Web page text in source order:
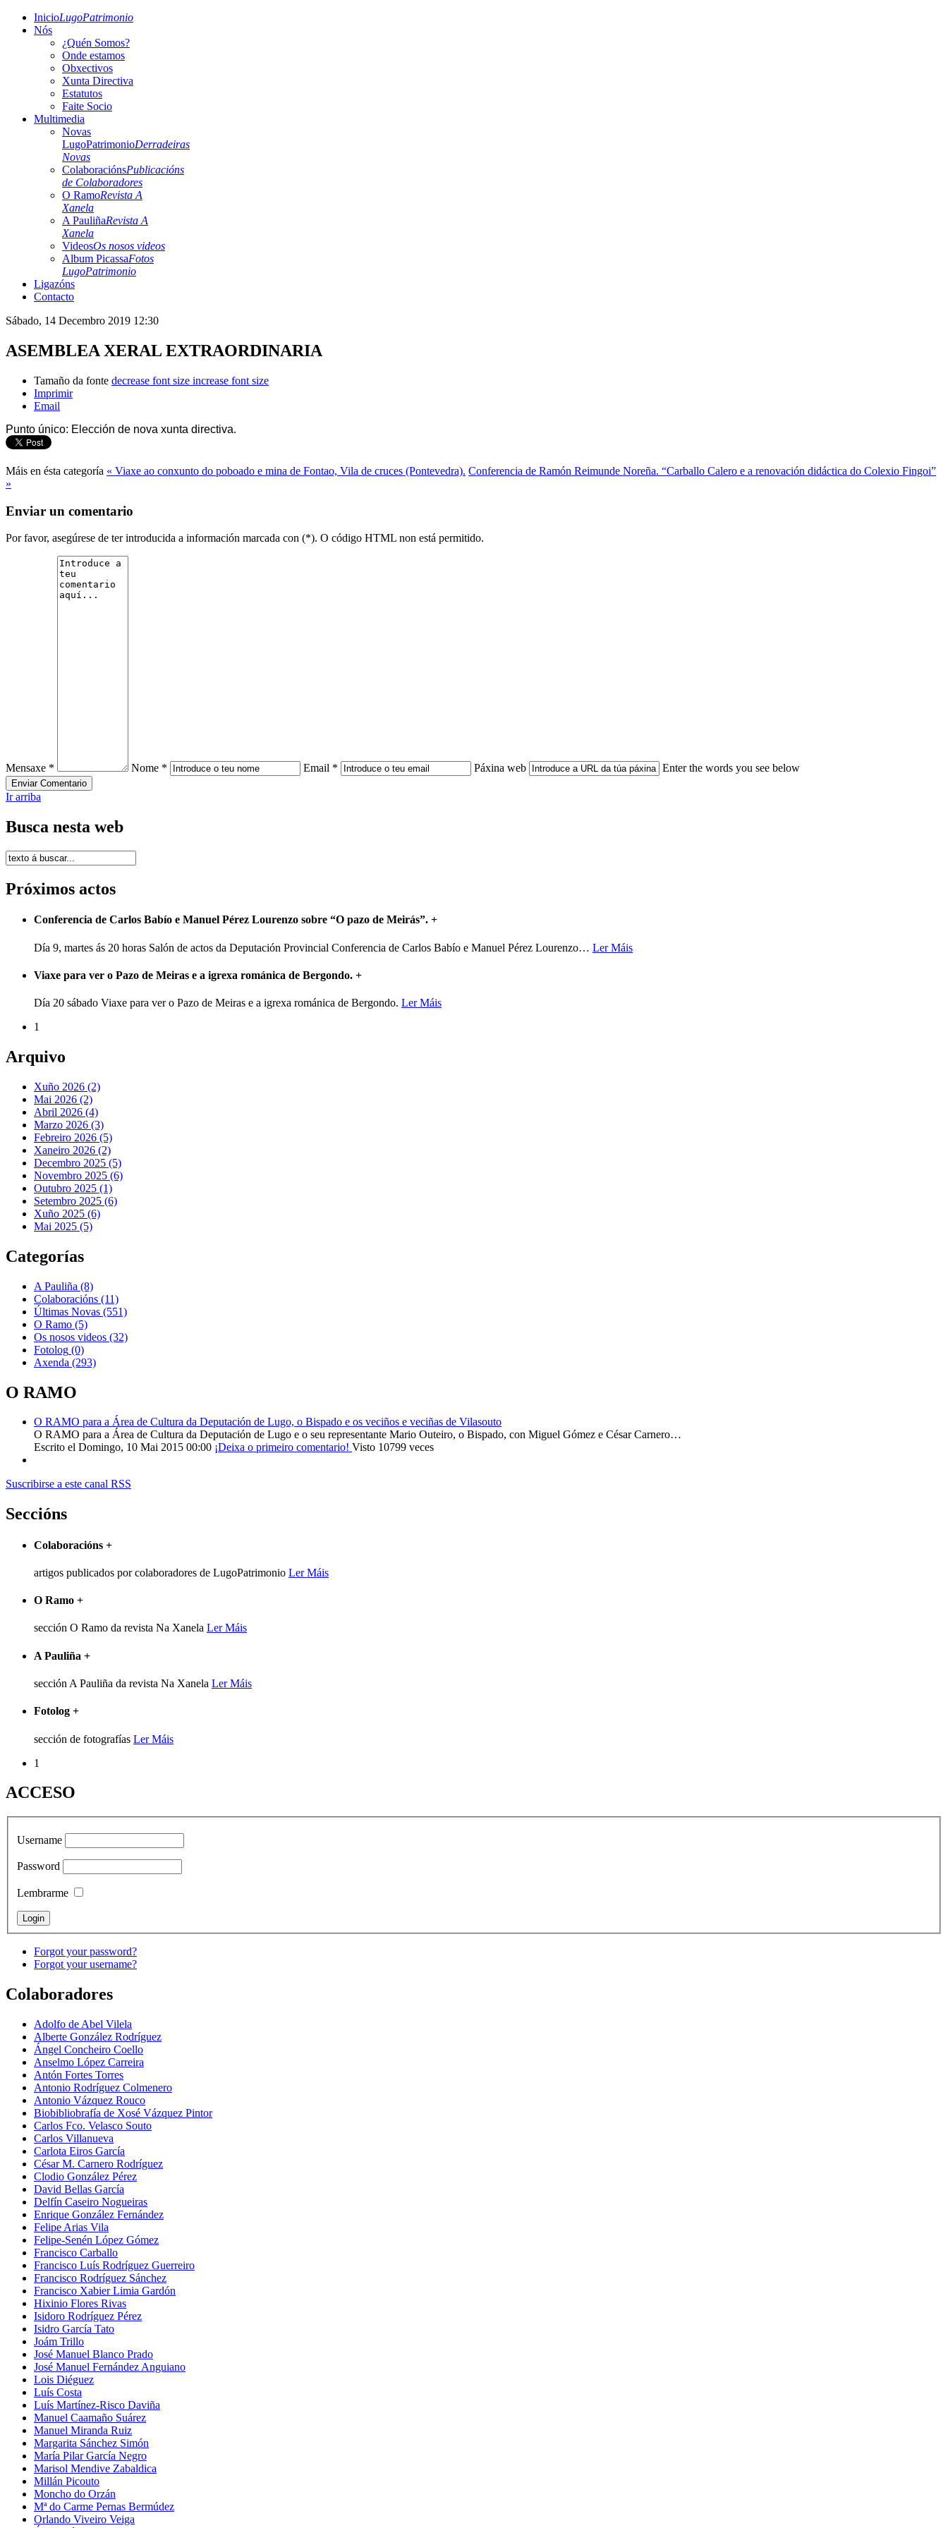
InicioLugoPatrimonio
Nós
¿Quén Somos?
Onde estamos
Obxectivos
Xunta Directiva
Estatutos
Faite Socio
Multimedia
Novas
LugoPatrimonioDerradeiras
Novas
ColaboraciónsPublicacións
de Colaboradores
O RamoRevista A
Xanela
A PauliñaRevista A
Xanela
VideosOs nosos videos
Album PicassaFotos
LugoPatrimonio
Ligazóns
Contacto
Sábado, 14 Decembro 2019 12:30
ASEMBLEA XERAL EXTRAORDINARIA
Tamaño da fonte decrease font size increase font size
Imprimir
Email
Punto único: Elección de nova xunta directiva.
Máis en ésta categoría « Viaxe ao conxunto do poboado e mina de Fontao, Vila de cruces (Pontevedra). Conferencia de Ramón Reimunde Noreña. “Carballo Calero e a renovación didáctica do Colexio Fingoi”
»
Enviar un comentario
Por favor, asegúrese de ter introducida a información marcada con (*). O código HTML non está permitido.
Mensaxe * Nome * Email * Páxina web Enter the words you see below
Ir arriba
Busca nesta web
Próximos actos
Conferencia de Carlos Babío e Manuel Pérez Lourenzo sobre “O pazo de Meirás”. +
Día 9, martes ás 20 horas Salón de actos da Deputación Provincial Conferencia de Carlos Babío e Manuel Pérez Lourenzo… Ler Máis
Viaxe para ver o Pazo de Meiras e a igrexa románica de Bergondo. +
Día 20 sábado Viaxe para ver o Pazo de Meiras e a igrexa románica de Bergondo. Ler Máis
1
Arquivo
Xuño 2026 (2)
Mai 2026 (2)
Abril 2026 (4)
Marzo 2026 (3)
Febreiro 2026 (5)
Xaneiro 2026 (2)
Decembro 2025 (5)
Novembro 2025 (6)
Outubro 2025 (1)
Setembro 2025 (6)
Xuño 2025 (6)
Mai 2025 (5)
Categorías
A Pauliña (8)
Colaboracións (11)
Últimas Novas (551)
O Ramo (5)
Os nosos videos (32)
Fotolog (0)
Axenda (293)
O RAMO
O RAMO para a Área de Cultura da Deputación de Lugo, o Bispado e os veciños e veciñas de Vilasouto
O RAMO para a Área de Cultura da Deputación de Lugo e o seu representante Mario Outeiro, o Bispado, con Miguel Gómez e César Carnero…
Escrito el Domingo, 10 Mai 2015 00:00 ¡Deixa o primeiro comentario! Visto 10799 veces
Suscribirse a este canal RSS
Seccións
Colaboracións +
artigos publicados por colaboradores de LugoPatrimonio Ler Máis
O Ramo +
sección O Ramo da revista Na Xanela Ler Máis
A Pauliña +
sección A Pauliña da revista Na Xanela Ler Máis
Fotolog +
sección de fotografías Ler Máis
1
ACCESO
Username
Password
Lembrarme
Forgot your password?
Forgot your username?
Colaboradores
Adolfo de Abel Vilela
Alberte González Rodríguez
Ángel Concheiro Coello
Anselmo López Carreira
Antón Fortes Torres
Antonio Rodríguez Colmenero
Antonio Vázquez Rouco
Biobibliobrafía de Xosé Vázquez Pintor
Carlos Fco. Velasco Souto
Carlos Villanueva
Carlota Eiros García
César M. Carnero Rodríguez
Clodio González Pérez
David Bellas García
Delfín Caseiro Nogueiras
Enrique González Fernández
Felipe Arias Vila
Felipe-Senén López Gómez
Francisco Carballo
Francisco Luís Rodríguez Guerreiro
Francisco Rodríguez Sánchez
Francisco Xabier Limia Gardón
Hixinio Flores Rivas
Isidoro Rodríguez Pérez
Isidro García Tato
Joám Trillo
José Manuel Blanco Prado
José Manuel Fernández Anguiano
Lois Diéguez
Luís Costa
Luís Martínez-Risco Daviña
Manuel Caamaño Suárez
Manuel Miranda Ruiz
Margarita Sánchez Simón
María Pilar García Negro
Marisol Mendive Zabaldica
Millán Picouto
Moncho do Orzán
Mª do Carme Pernas Bermúdez
Orlando Viveiro Veiga